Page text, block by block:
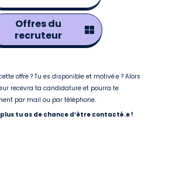
Offres du
recruteur
offre ? Tu es disponible et motivé.e ? Alors
recevra ta candidature et pourra te
par mail ou par téléphone.
tu as de chance d’être contacté.e !